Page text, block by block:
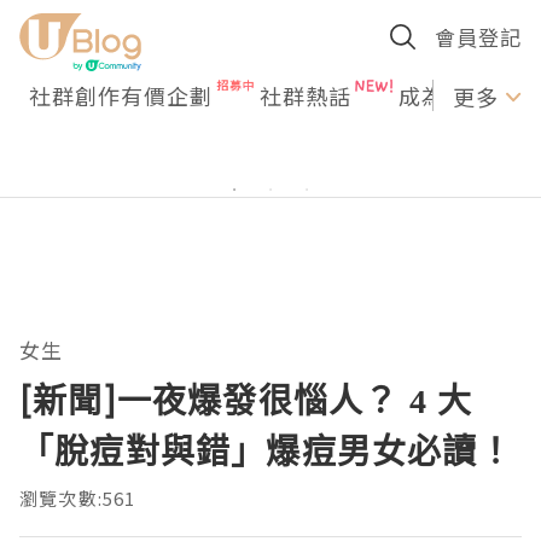
會員登記
社群創作有價企劃 社群熱話 成為U更多
女生
[新聞]一夜爆發很惱人？ 4 大
「脫痘對與錯」爆痘男女必讀！
瀏覽次數:561